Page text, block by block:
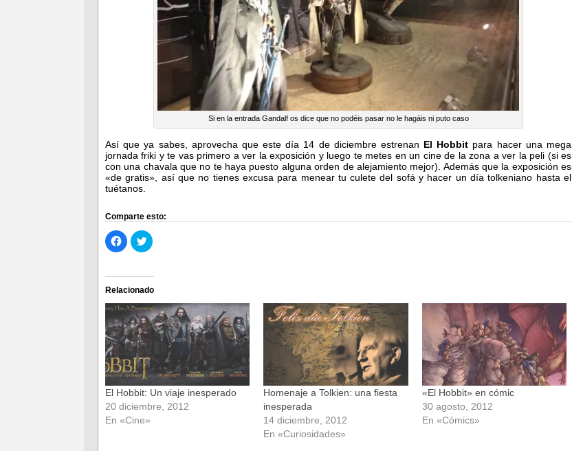
Si en la entrada Gandalf os dice que no podéis pasar no le hagáis ni puto caso
Así que ya sabes, aprovecha que este día 14 de diciembre estrenan El Hobbit para hacer una mega
jornada friki y te vas primero a ver la exposición y luego te metes en un cine de la zona a ver la peli (si es
con una chavala que no te haya puesto alguna orden de alejamiento mejor). Además que la exposición es
«de gratis», así que no tienes excusa para menear tu culete del sofá y hacer un día tolkeniano hasta el
tuétanos.
Comparte esto:
Haz
clic
para
Facebook
(Se
abre
en
una
ventana
nueva)
Haz
clic
Twitter
(Se
abre
en
una
ventana
nueva)
Relacionado
El Hobbit: Un viaje inesperado
20 diciembre, 2012
En «Cine»
Homenaje a Tolkien: una fiesta
inesperada
14 diciembre, 2012
En «Curiosidades»
«El Hobbit» en cómic
30 agosto, 2012
En «Cómics»